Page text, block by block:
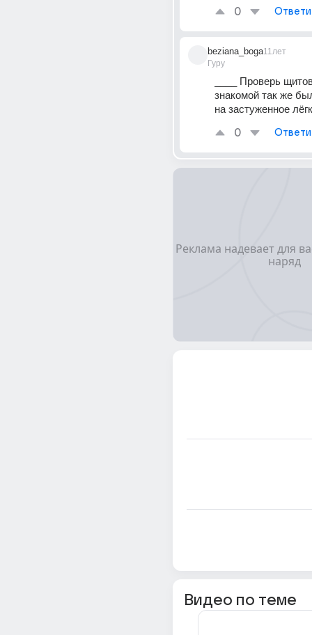
0
beziana_boga
Гуру
11лет
____ Проверь
знакомой так же
на застуженное
0
Видео по теме